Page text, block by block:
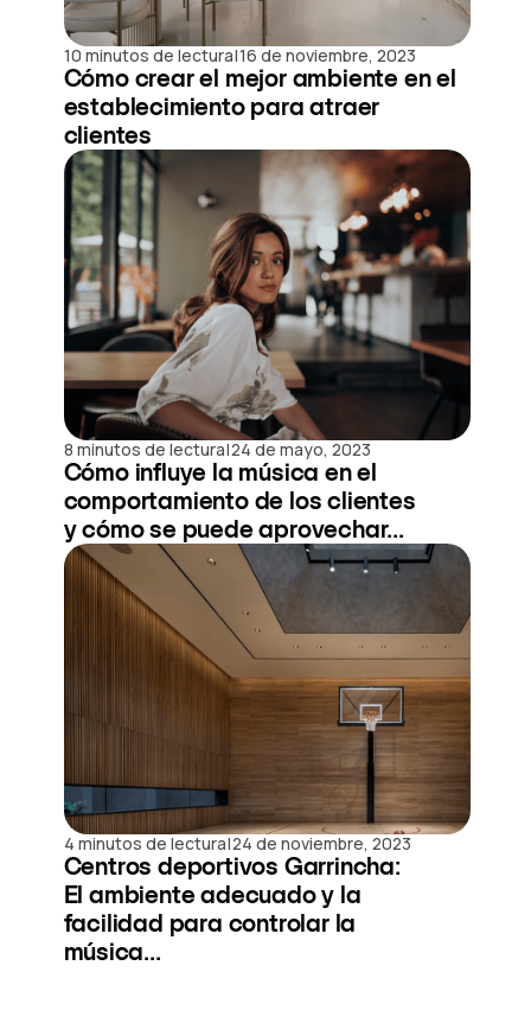
10 minutos de lectura|16 de noviembre, 2023
Cómo crear el mejor ambiente en el
establecimiento para atraer
clientes
8 minutos de lectura|24 de mayo, 2023
Cómo influye la música en el
comportamiento de los clientes
y cómo se puede aprovechar...
4 minutos de lectura|24 de noviembre, 2023
Centros deportivos Garrincha:
El ambiente adecuado y la
facilidad para controlar la
música...